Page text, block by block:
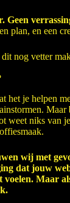
Geen
plan, en een
nog vetter
het je helpen
Maar
weet niks van
wij met
dat jouw
Maar